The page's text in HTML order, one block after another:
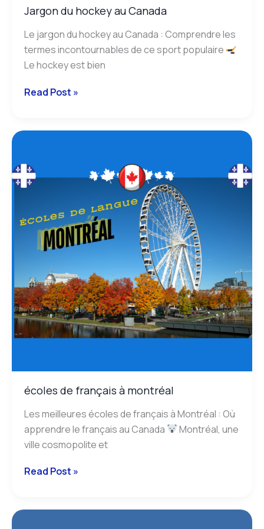
Jargon du hockey au Canada
Le jargon du hockey au Canada : Comprendre les
termes incontournables de ce sport populaire
Le hockey est bien
Read Post »
écoles de français à montréal
Les meilleures écoles de français à Montréal : Où
apprendre le français au Canada
Montréal, une
ville cosmopolite et
français
à
Read Post »